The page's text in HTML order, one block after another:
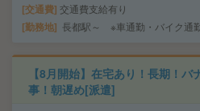
交通費 交通費支給有り
勤務地 長都駅～ ※車通勤・バイク通
【8月開始】在宅あり！長期！
事！朝遅め[派遣]